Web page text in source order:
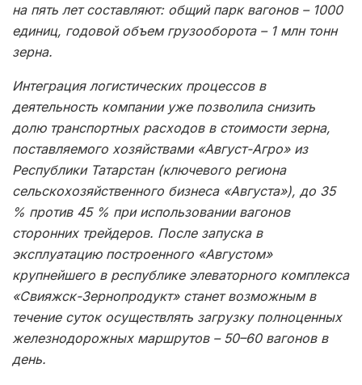
на пять лет составляют: общий парк вагонов – 1000
единиц, годовой объем грузооборота – 1 млн тонн
зерна.
Интеграция логистическихпроцессов в
деятельность компании уже позволила снизить
долю транспортных расходов в стоимости зерна,
поставляемого хозяйствами «Август-Агро» из
Республики Татарстан (ключевого региона
сельскохозяйственного бизнеса «Августа»), до 35
% против 45 % при использовании вагонов
сторонних трейдеров. После запуска в
эксплуатацию построенного «Августом»
крупнейшего в республике элеваторного комплекса
«Свияжск-Зернопродукт» станет возможным в
течение суток осуществлять загрузку полноценных
железнодорожных маршрутов – 50–60 вагонов в
день.